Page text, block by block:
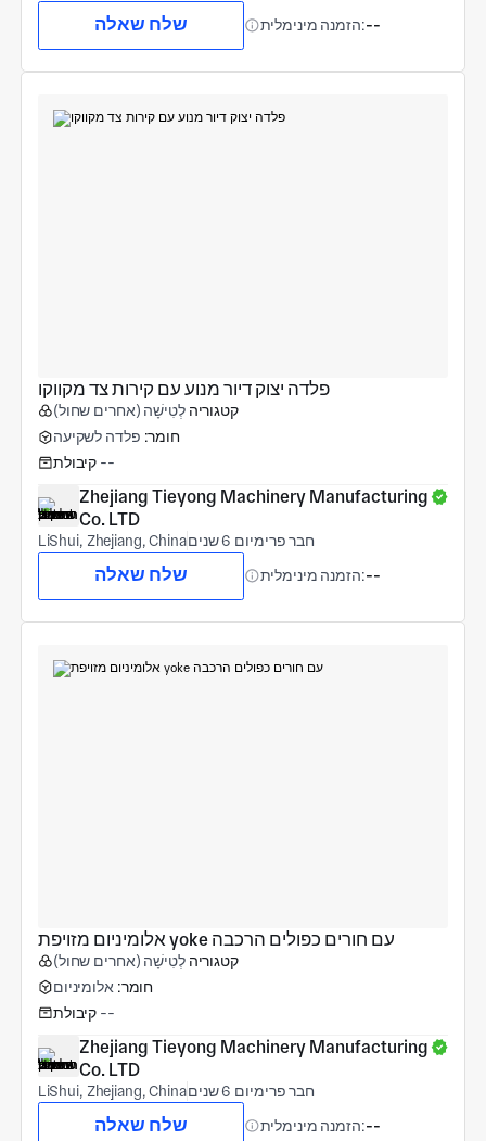
שלח שאלה הזמנה מינימלית:--
פלדה יצוק דיור מנוע עם קירות צד מקווקו
קטגוריה לְטִישָׁה (אחרים שחול)
חומר: פלדה לשקיעה
קיבולת --
Zhejiang Tieyong Machinery Manufacturing
Co. LTD
LiShui, Zhejiang, China חבר פרימיום 6 שנים
שלח שאלה הזמנה מינימלית:--
אלומיניום מזויפת yoke עם חורים כפולים הרכבה
קטגוריה לְטִישָׁה (אחרים שחול)
חומר: אלומיניום
קיבולת --
Zhejiang Tieyong Machinery Manufacturing
Co. LTD
LiShui, Zhejiang, China חבר פרימיום 6 שנים
שלח שאלה הזמנה מינימלית:--